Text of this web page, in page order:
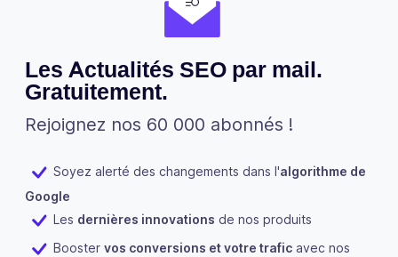
Les Actualités SEO par mail.
Gratuitement.
Rejoignez nos 60 000 abonnés !
Soyez alerté des changements dans l'algorithme de
Google
Les dernières innovations de nos produits
Booster vos conversions et votre trafic avec nos